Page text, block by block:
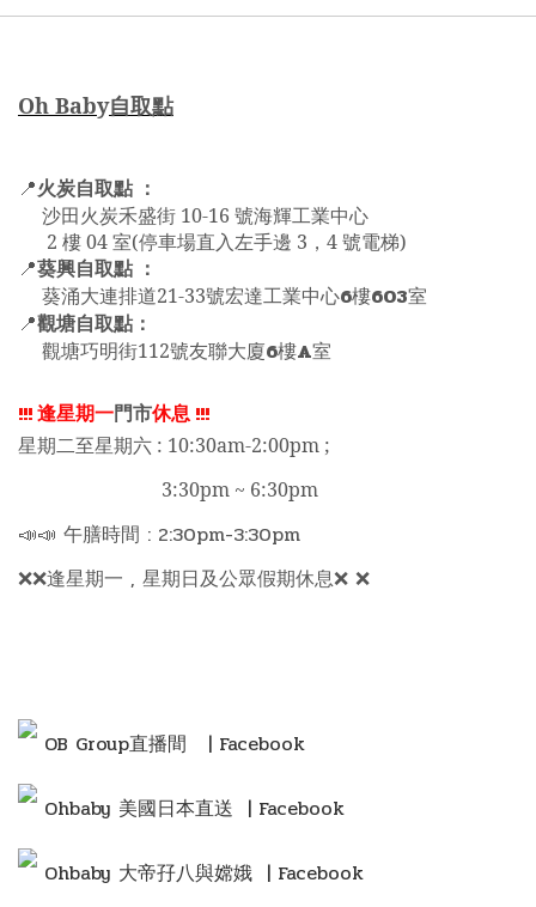
Oh Baby自取點
📍火炭自取點 ：
沙田火炭禾盛街 10-16 號海輝工業中心
2 樓 04 室(停車場直入左手邊 3，4 號電梯)
📍葵興自取點 ：
葵涌大連排道21-33號宏達工業中心6樓603室
📍觀塘自取點：
觀塘巧明街112號友聯大廈6樓A室
!!!逢星期一門市休息 !!!
星期二至星期六 : 10:30am-2:00pm ;
3:30pm ~ 6:30pm
📣📣 午膳時間 : 2:30pm-3:30pm
❌❌逢星期一 , 星期日及公眾假期休息❌ ❌
OB Group直播間 | Facebook
Ohbaby 美國日本直送 | Facebook
Ohbaby 大帝孖八與嫦娥 | Facebook